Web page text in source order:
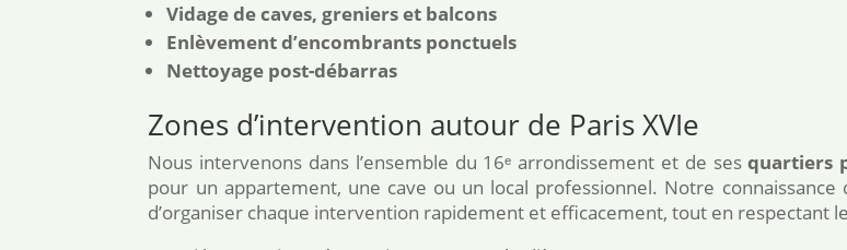
Vidage de caves, greniers et balcons
Enlèvement d’encombrants ponctuels
Nettoyage post-débarras
Zones d’intervention autour de Paris XVIe
Nous intervenons dans l’ensemble du 16ᵉ arrondissement et de sesquartiers
pour un appartement, une cave ou un local professionnel. Notre
d’organiser chaque intervention rapidement et efficacement, tout en respectant